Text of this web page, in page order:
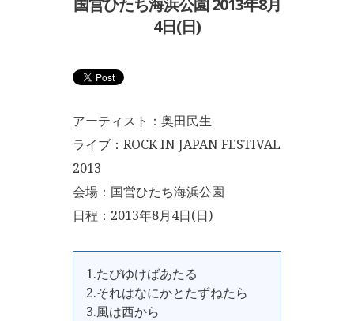
国営ひたち海浜公園 2013年8月
4日(日)
アーティスト：奥田民生
ライブ：ROCK IN JAPAN FESTIVAL
2013
会場：国営ひたち海浜公園
日程：2013年8月4日(日)
1.たびゆけばあたる
2.それはなにかとたずねたら
3.風は西から